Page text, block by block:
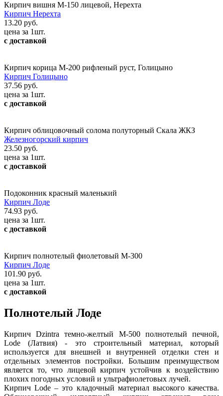
Кирпич вишня М-150 лицевой, Нерехта
Кирпич Нерехта
13.20 руб.
цена за 1шт.
с доставкой
Кирпич корица М-200 рифленый руст, Голицыно
Кирпич Голицыно
37.56 руб.
цена за 1шт.
с доставкой
Кирпич облицовочный солома полуторный Скала ЖКЗ
Железногорский кирпич
23.50 руб.
цена за 1шт.
с доставкой
Подоконник красный маленький
Кирпич Лоде
74.93 руб.
цена за 1шт.
с доставкой
Кирпич полнотелый фиолетовый М-300
Кирпич Лоде
101.90 руб.
цена за 1шт.
с доставкой
Полнотелый Лоде
Кирпич Dzintra темно-желтый М-500 полнотелый печной,
Lode (Латвия) - это строительный материал, который
используется для внешней и внутренней отделки стен и
отдельных элементов постройки. Большим преимуществом
является то, что лицевой кирпич устойчив к воздействию
плохих погодных условий и ультрафиолетовых лучей.
Кирпич Lode – это кладочный материал высокого качества.